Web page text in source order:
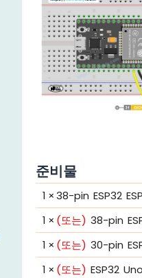
준비물
1 ×38-pin ESP32
1 × (또는) 38-pin
1 × (또는) 30-pin
1 × (또는) ESP32